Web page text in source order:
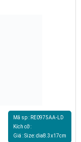
Mã sp : RE0975AA-LD
Kích cỡ :
Giá : Size: dia8.3x17cm